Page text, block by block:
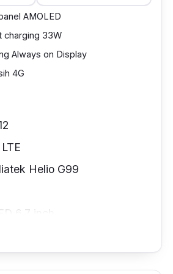
sendiri mencakup
50 MP, (wide
belakang serta 8MP
depan. Guna semakin
Tecno Pova 4 Pro turut
AMOLED
charging 33W
Always on Display
4G
Helio G99
6.7 inch